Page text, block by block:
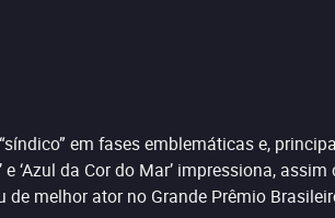
em fases emblemáticas e,
‘Azul da Cor do Mar’ impressiona,
melhor ator no Grande Prêmio